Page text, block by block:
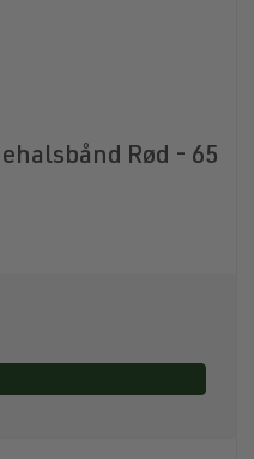
Rød - 65